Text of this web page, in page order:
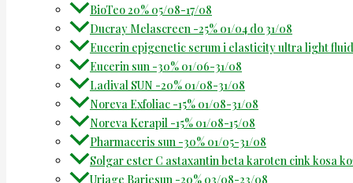
BioTeo 20% 05/08-17/08
Ducray Melascreen -25% 01/04 do 31/08
Eucerin epigenetic serum i elasticity ultra light
Eucerin sun -30% 01/06-31/08
Ladival SUN -20% 01/08-31/08
Noreva Exfoliac -15% 01/08-31/08
Noreva Kerapil -15% 01/08-15/08
Pharmaceris sun -30% 01/05-31/08
Solgar ester C astaxantin beta karoten cink kosa
Uriage Bariesun -20% 03/08-23/08